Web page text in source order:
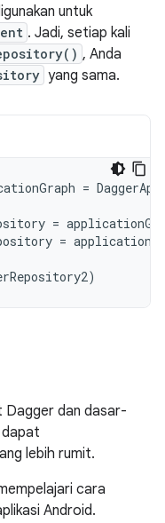
untuk
. Jadi, setiap kali
, Anda
yang sama.
=
=
=
)
Dagger dan dasar-
dapat
lebih rumit.
cara
Android.